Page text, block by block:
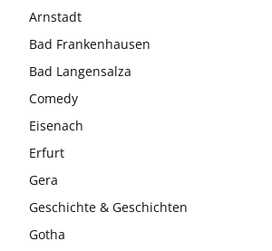
Arnstadt
Bad Frankenhausen
Bad Langensalza
Comedy
Eisenach
Erfurt
Gera
Geschichte & Geschichten
Gotha